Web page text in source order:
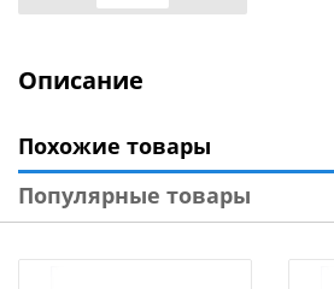
Описание
Похожие товары
Популярные товары